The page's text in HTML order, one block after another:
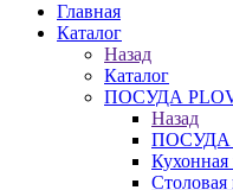
Главная
Каталог
Назад
Каталог
ПОСУДА
Назад
ПОСУДА
Кухонная
Столовая